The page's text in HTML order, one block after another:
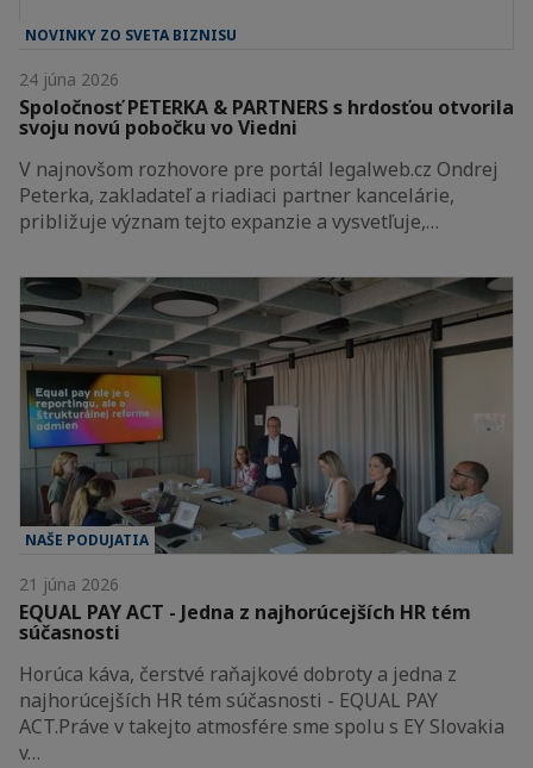
NOVINKY ZO SVETA BIZNISU
24 júna 2026
Spoločnosť PETERKA & PARTNERS s hrdosťou otvorila
svoju novú pobočku vo Viedni
V najnovšom rozhovore pre portál legalweb.cz Ondrej
Peterka, zakladateľ a riadiaci partner kancelárie,
približuje význam tejto expanzie a vysvetľuje,…
NAŠE PODUJATIA
21 júna 2026
EQUAL PAY ACT - Jedna z najhorúcejších HR tém
súčasnosti
Horúca káva, čerstvé raňajkové dobroty a jedna z
najhorúcejších HR tém súčasnosti - EQUAL PAY
ACT.Práve v takejto atmosfére sme spolu s EY Slovakia
v…